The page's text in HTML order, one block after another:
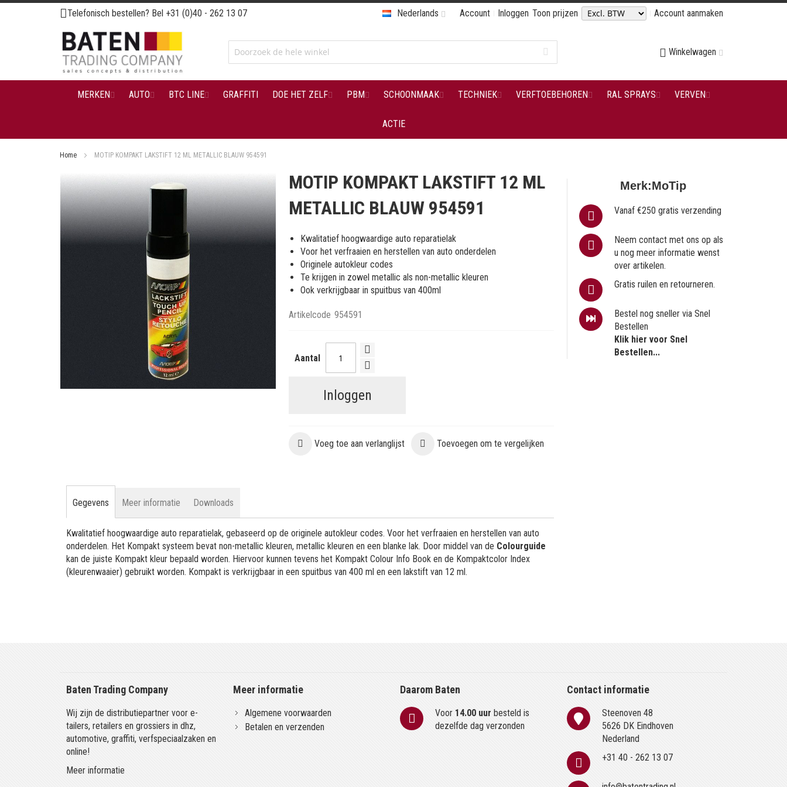
Ga
naar
de
inhoud
Telefonisch bestellen? Bel +31 (0)40 - 262 13 07 Account Inloggen Toon prijzen Account aanmaken
Nederlands
Winkelwagen
MERKEN AUTO BTC LINE GRAFFITI DOE HET ZELF PBM SCHOONMAAK TECHNIEK VERFTOEBEHOREN RAL SPRAYS VERVEN
ACTIE
Home MOTIP KOMPAKT LAKSTIFT 12 ML METALLIC BLAUW 954591
Ga
naar
het
einde
van
de
gallerij
MOTIP KOMPAKT LAKSTIFT 12 ML
METALLIC BLAUW 954591
Kwalitatief hoogwaardige auto reparatielak
Voor het verfraaien en herstellen van auto onderdelen
Originele autokleur codes
Te krijgen in zowel metallic als non-metallic kleuren
Ook verkrijgbaar in spuitbus van 400ml
Artikelcode 954591
Aantal
Inloggen
Voeg toe aan verlanglijst Toevoegen om te vergelijken
Merk:MoTip
Vanaf €250 gratis verzending
Neem contact met ons op als
u nog meer informatie wenst
over artikelen.
Gratis ruilen en retourneren.
Bestel nog sneller via Snel
Bestellen
Klik hier voor Snel
Bestellen...
Gegevens
Kwalitatief hoogwaardige auto reparatielak, gebaseerd op de originele autokleur codes. Voor het verfraaien en herstellen van auto
onderdelen. Het Kompakt systeem bevat non-metallic kleuren, metallic kleuren en een blanke lak. Door middel van de Colourguide
kan de juiste Kompakt kleur bepaald worden. Hiervoor kunnen tevens het Kompakt Colour Info Book en de Kompaktcolor Index
(kleurenwaaier) gebruikt worden. Kompakt is verkrijgbaar in een spuitbus van 400 ml en een lakstift van 12 ml.
Meer informatie Downloads
Baten Trading Company
Wij zijn de distributiepartner voor e-
tailers, retailers en grossiers in dhz,
automotive, graffiti, verfspeciaalzaken en
online!
Meer informatie
Meer informatie
Algemene voorwaarden
Betalen en verzenden
Daarom Baten
Voor 14.00 uur besteld is
dezelfde dag verzonden
Contact informatie
Steenoven 48
5626 DK Eindhoven
Nederland
+31 40 - 262 13 07